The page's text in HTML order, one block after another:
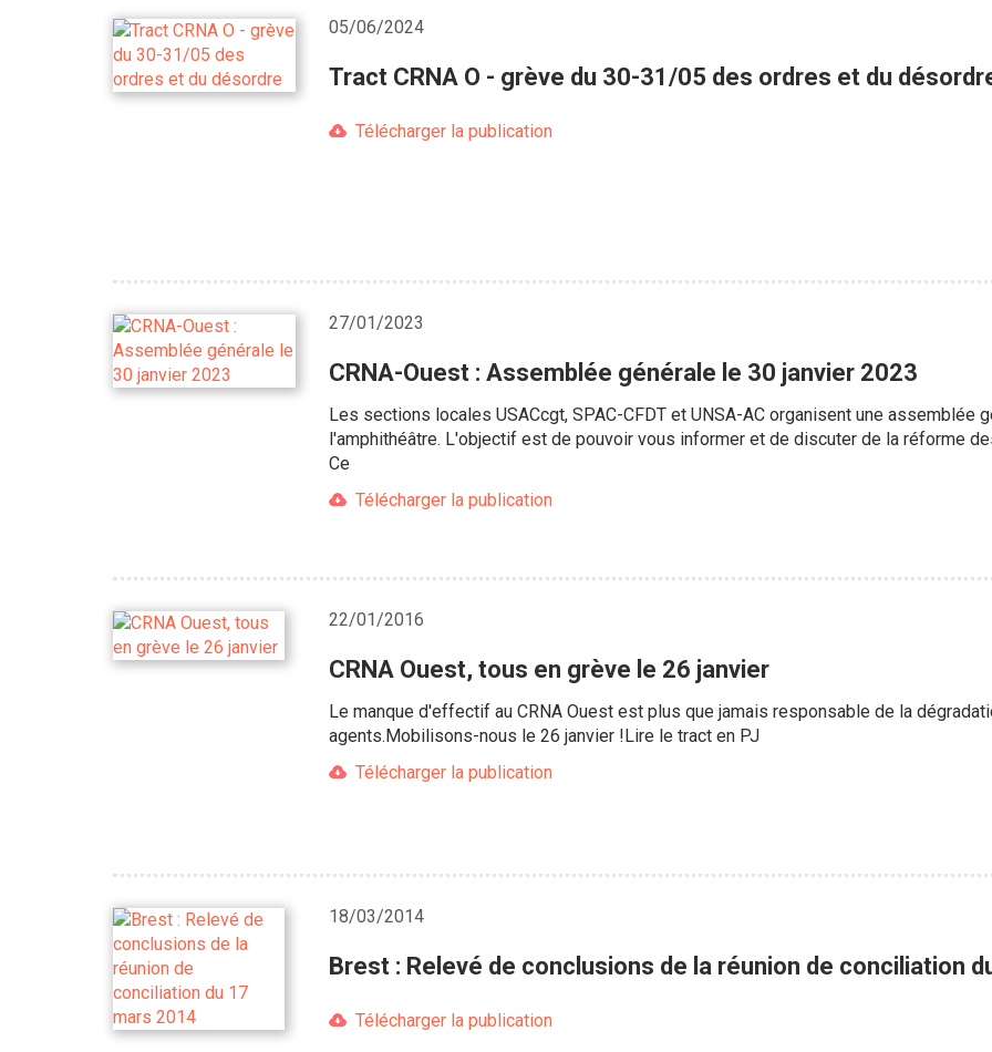
05/06/2024
Tract CRNA O - grève du 30-31/05 des ordres et du
Télécharger la publication
27/01/2023
CRNA-Ouest : Assemblée générale le 30 janvier 2023
Les sections locales USACcgt, SPAC-CFDT et UNSA-AC organisent une assemblée
l'amphithéâtre. L'objectif est de pouvoir vous informer et de discuter de la réforme
Ce
Télécharger la publication
22/01/2016
CRNA Ouest, tous en grève le 26 janvier
Le manque d'effectif au CRNA Ouest est plus que jamais responsable de la
agents.Mobilisons-nous le 26 janvier !Lire le tract en PJ
Télécharger la publication
18/03/2014
Brest : Relevé de conclusions de la réunion de conciliation
Télécharger la publication